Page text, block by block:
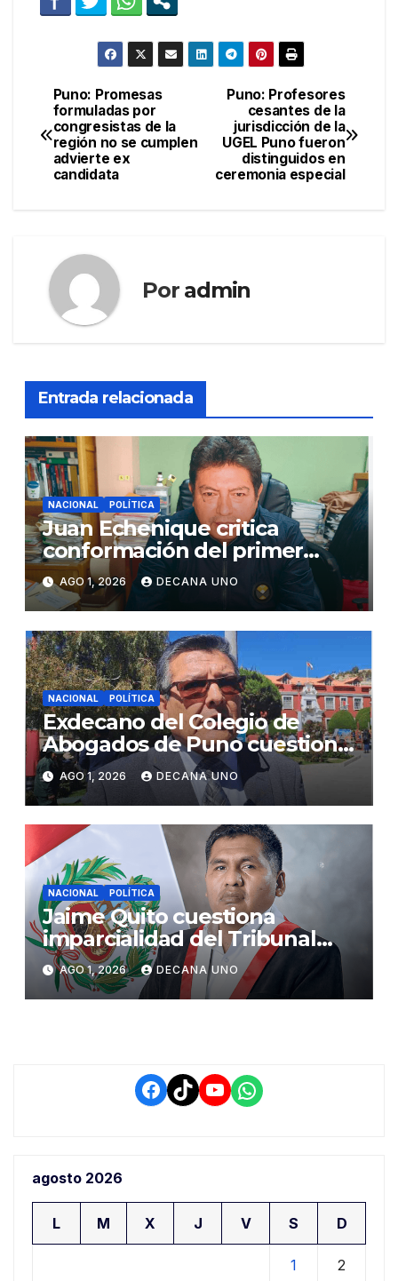
Navegación
de
entradas
Puno: Profesores
cesantes de la
jurisdicción de la
UGEL Puno fueron
distinguidos en
ceremonia especial
Puno: Promesas
formuladas por
congresistas de la
región no se cumplen
advierte ex
candidata
Por admin
Entrada relacionada
NACIONAL POLÍTICA
Juan Echenique critica
conformación del primer
gabinete ministerial de Keiko
Fujimori
AGO 1, 2026 DECANA UNO
NACIONAL POLÍTICA
Exdecano del Colegio de
Abogados de Puno cuestiona
propuestas sobre seguridad
ciudadana
AGO 1, 2026 DECANA UNO
NACIONAL POLÍTICA
Jaime Quito cuestiona
imparcialidad del Tribunal
Constitucional tras liberación
de Ollanta Humala
AGO 1, 2026 DECANA UNO
Facebook
TikTokYouTube
WhatsApp
agosto 2026
L M X J V S D
1 2